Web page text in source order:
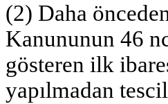
(2) Daha
Kanununun 46
gösteren ilk
yapılmadan